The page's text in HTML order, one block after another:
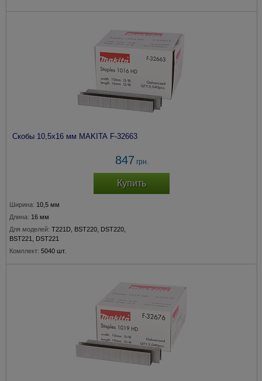
Скобы 10,5х16 мм MAKITA F-32663
847 грн.
Купить
Ширина: 10,5 мм
Длина: 16 мм
Для моделей: T221D, BST220, DST220,
BST221, DST221
Комплект: 5040 шт.